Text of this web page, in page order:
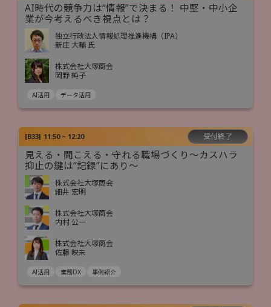
AI時代の競争力は“情報”で決まる！ 中堅・中小企
業が今考えるべき視点とは？
独立行政法人情報処理推進機構（IPA）
新庄 大輔 氏
株式会社大塚商会
岡野 純子
AI活用 データ活用
[B33] 11:50 ~ 12:20 受付終了
見える・聞こえる・守れる職場づくり～カスハラ
抑止の鍵は“記録”にあり～
株式会社大塚商会
細井 宏明
株式会社大塚商会
内村 公一
株式会社大塚商会
佐藤 映未
AI活用 業務DX 事例紹介